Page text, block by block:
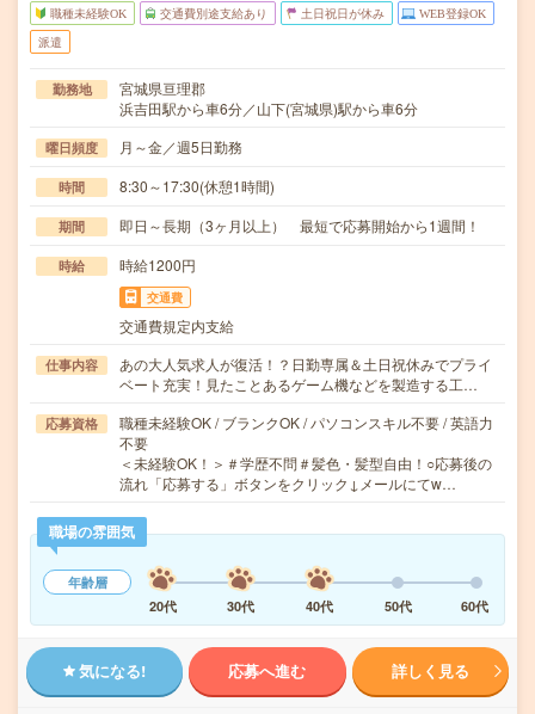
職種未経験OK 交通費別途支給あり 土日祝日が休み WEB登録OK
派遣
勤務地
宮城県亘理郡
浜吉田駅から車6分／山下(宮城県)駅から車6分
曜日頻度 月～金／週5日勤務
時間 8:30～17:30(休憩1時間)
期間 即日～長期（3ヶ月以上） 最短で応募開始から1週間！
時給 時給1200円
交通費
交通費規定内支給
仕事内容
あの大人気求人が復活！？日勤専属＆土日祝休みでプライ
ベート充実！見たことあるゲーム機などを製造する工…
応募資格
職種未経験OK / ブランクOK / パソコンスキル不要 / 英語力
不要
＜未経験OK！＞＃学歴不問＃髪色・髪型自由！○応募後の
流れ「応募する」ボタンをクリック↓メールにてw…
職場の雰囲気
年齢層
20代
30代 40代 50代 60代
気になる! 応募へ進む 詳しく見る